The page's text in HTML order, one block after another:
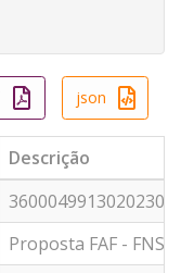
json
Descrição
36000499130202300
Proposta FAF - FNS -